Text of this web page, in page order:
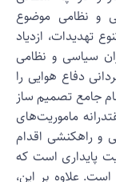
نظامی موضوع
ازدیاد
و نظامی
دفاع هوایی را
تصمیم ساز
ماموریت‌های
اقدام
است که
بر این،